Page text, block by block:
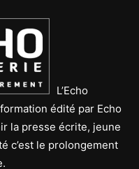
L’Echo
édité par Echo
la presse écrite, jeune
c’est le prolongement